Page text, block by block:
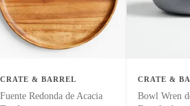
CRATE & BARREL
Fuente Redonda de Acacia
CRATE &
Bowl Wren